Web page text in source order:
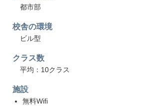
都市部
校舎の環境
ビル型
クラス数
平均：10クラス
施設
無料Wifi